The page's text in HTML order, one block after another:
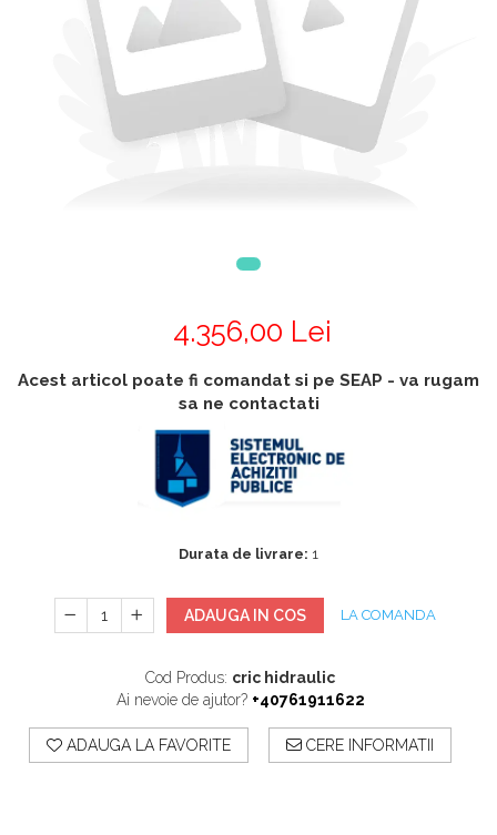
Aparate de respirat autonome
Accesorii generatoare
Camere Termice
Accesorii pentru camere de
Accesorii De Trecere A Apei Si
Masurare
Pulberi De Stingere
Sisteme De Avertizare
antifoc
4.356,00 Lei
Acest articol poate fi comandat si pe SEAP - va rugam
sa ne contactati
Durata de livrare: 1
ADAUGA IN COS LA COMANDA
Cod Produs: cric hidraulic
Ai nevoie de ajutor? +40761911622
ADAUGA LA FAVORITE CERE INFORMATII